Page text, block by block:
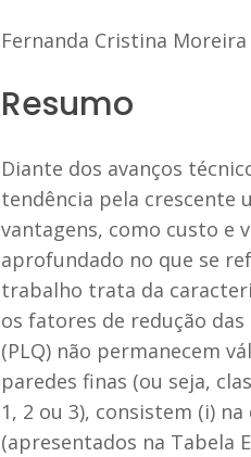
Fernanda Cristina Moreira
Resumo
Diante dos avanços
tendência pela crescente
vantagens, como custo e
aprofundado no que se
trabalho trata da
os fatores de redução
(PLQ) não permanecem
paredes finas (ou seja,
1, 2 ou 3), consistem (i)
(apresentados na Tabela